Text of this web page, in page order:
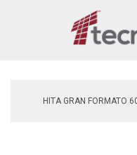
HITA GRAN FORMATO